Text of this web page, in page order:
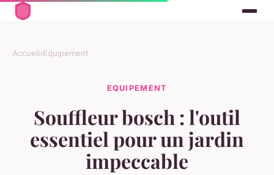
Accueil›Equipement
EQUIPEMENT
Souffleur bosch : l'outil
essentiel pour un jardin
impeccable